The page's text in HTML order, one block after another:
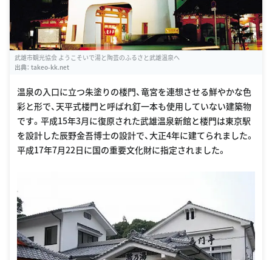
武雄市観光協会 ようこそいで湯と陶芸のふるさと武雄温泉へ
出典： takeo-kk.net
温泉の入口に立つ朱塗りの楼門、竜宮を連想させる鮮やかな色
彩と形で、天平式楼門と呼ばれ釘一本も使用していない建築物
です。平成15年3月に復原された武雄温泉新館と楼門は東京駅
を設計した辰野金吾博士の設計で、大正4年に建てられました。
平成17年7月22日に国の重要文化財に指定されました。